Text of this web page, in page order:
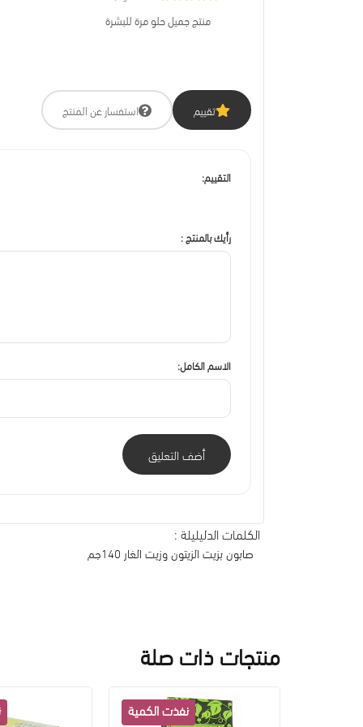
منتج جميل حلو مرة للبشرة
تقييم استفسار عن المنتج
التقييم:
رأيك بالمنتج :
الاسم الكامل:
أضف التعليق
الكلمات الدليليلة :
صابون بزيت الزيتون وزيت الغار 140جم
منتجات ذات صلة